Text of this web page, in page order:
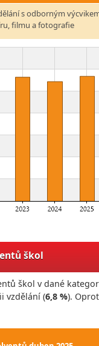
s odborným
filmu a fotografie
škol
škol v dané
vzdělání (6,8 %).